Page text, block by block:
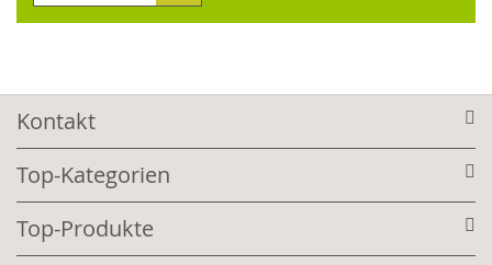
Kontakt
Top-Kategorien
Top-Produkte